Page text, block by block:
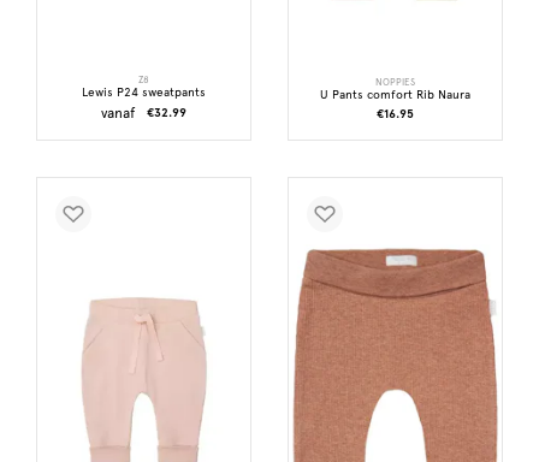
Z8
Lewis P24 sweatpants
vanaf €32.99
NOPPIES
U Pants comfort Rib Naura
€16.95